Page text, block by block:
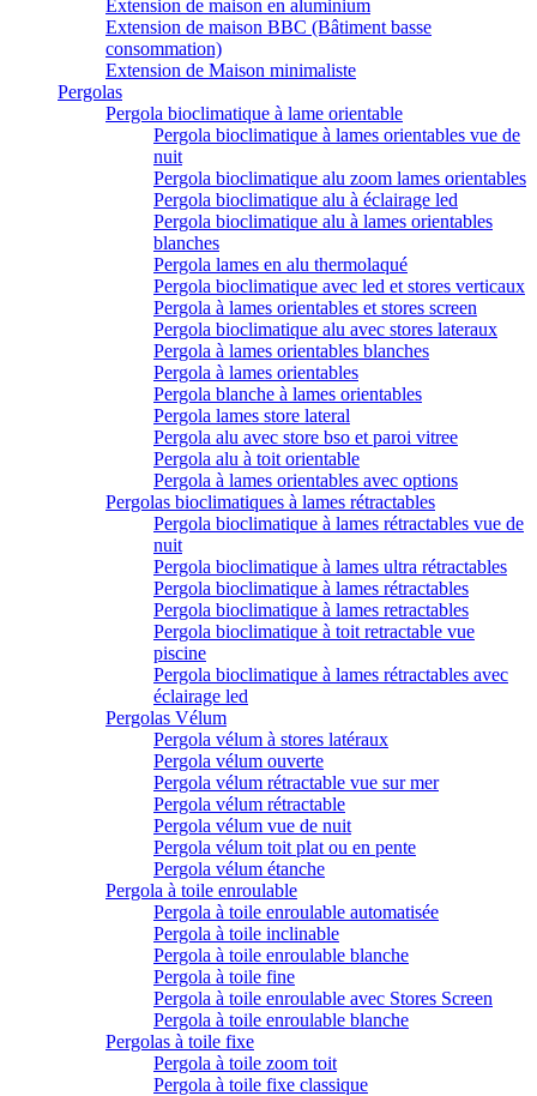
Extension de maison en aluminium
Extension de maison BBC (Bâtiment basse
consommation)
Extension de Maison minimaliste
Pergolas
Pergola bioclimatique à lame orientable
Pergola bioclimatique à lames orientables vue de
nuit
Pergola bioclimatique alu zoom lames orientables
Pergola bioclimatique alu à éclairage led
Pergola bioclimatique alu à lames orientables
blanches
Pergola lames en alu thermolaqué
Pergola bioclimatique avec led et stores verticaux
Pergola à lames orientables et stores screen
Pergola bioclimatique alu avec stores lateraux
Pergola à lames orientables blanches
Pergola à lames orientables
Pergola blanche à lames orientables
Pergola lames store lateral
Pergola alu avec store bso et paroi vitree
Pergola alu à toit orientable
Pergola à lames orientables avec options
Pergolas bioclimatiques à lames rétractables
Pergola bioclimatique à lames rétractables vue de
nuit
Pergola bioclimatique à lames ultra rétractables
Pergola bioclimatique à lames rétractables
Pergola bioclimatique à lames retractables
Pergola bioclimatique à toit retractable vue
piscine
Pergola bioclimatique à lames rétractables avec
éclairage led
Pergolas Vélum
Pergola vélum à stores latéraux
Pergola vélum ouverte
Pergola vélum rétractable vue sur mer
Pergola vélum rétractable
Pergola vélum vue de nuit
Pergola vélum toit plat ou en pente
Pergola vélum étanche
Pergola à toile enroulable
Pergola à toile enroulable automatisée
Pergola à toile inclinable
Pergola à toile enroulable blanche
Pergola à toile fine
Pergola à toile enroulable avec Stores Screen
Pergola à toile enroulable blanche
Pergolas à toile fixe
Pergola à toile zoom toit
Pergola à toile fixe classique